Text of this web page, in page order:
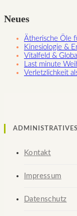
Neues
Ätherische Öle
Kinesiologie &
Vitalfeld &
Last minute
Verletzlichkeit
ADMINISTRATIVES
Kontakt
Impressum
Datenschutz